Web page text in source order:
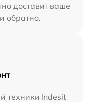
доставит ваше
обратно.
техники Indesit